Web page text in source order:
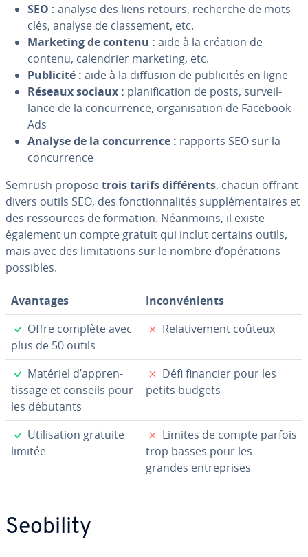
SEO : analyse des liens retours, recherche de mots-
clés, analyse de clas­se­ment, etc.
Marketing de contenu : aide à la création de
contenu, ca­len­drier marketing, etc.
Publicité : aide à la diffusion de pu­bli­ci­tés en ligne
Réseaux sociaux : pla­ni­fi­ca­tion de posts, sur­veil­
lance de la con­cur­rence, or­ga­ni­sa­tion de Facebook
Ads
Analyse de la con­cur­rence : rapports SEO sur la
con­cur­rence
Semrush proposetrois tarifs dif­fé­rents, chacun offrant
divers outils SEO, des fonc­tion­na­li­tés sup­plé­men­taires et
des res­sources de formation. Néanmoins, il existe
également un compte gratuit qui inclut certains outils,
mais avec des li­mi­ta­tions sur le nombre d’opé­ra­tions
possibles.
Avantages
In­con­vé­nients
✓
Offre complète avec
plus de 50 outils
✗
Re­la­ti­ve­ment coûteux
✓
Matériel d’ap­pren­
tis­sage et conseils pour
les débutants
✗
Défi financier pour les
petits budgets
✓
Uti­li­sa­tion gratuite
limitée
✗Limites de compte parfois
trop basses pour les
grandes en­tre­prises
Seobility